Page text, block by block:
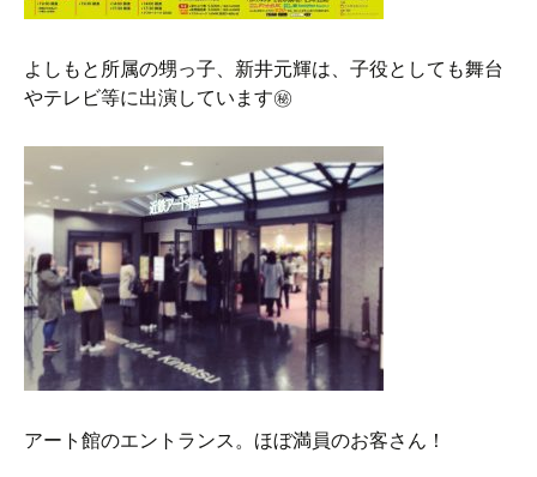
よしもと所属の甥っ子、新井元輝は、子役としても舞台
やテレビ等に出演しています㊙︎
アート館のエントランス。ほぼ満員のお客さん！